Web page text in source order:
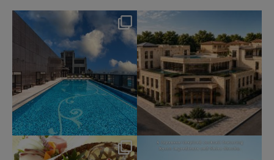
okura_hotels
193
Jul 31
332 3
okura_hotels
Jul 25
okura_hotels